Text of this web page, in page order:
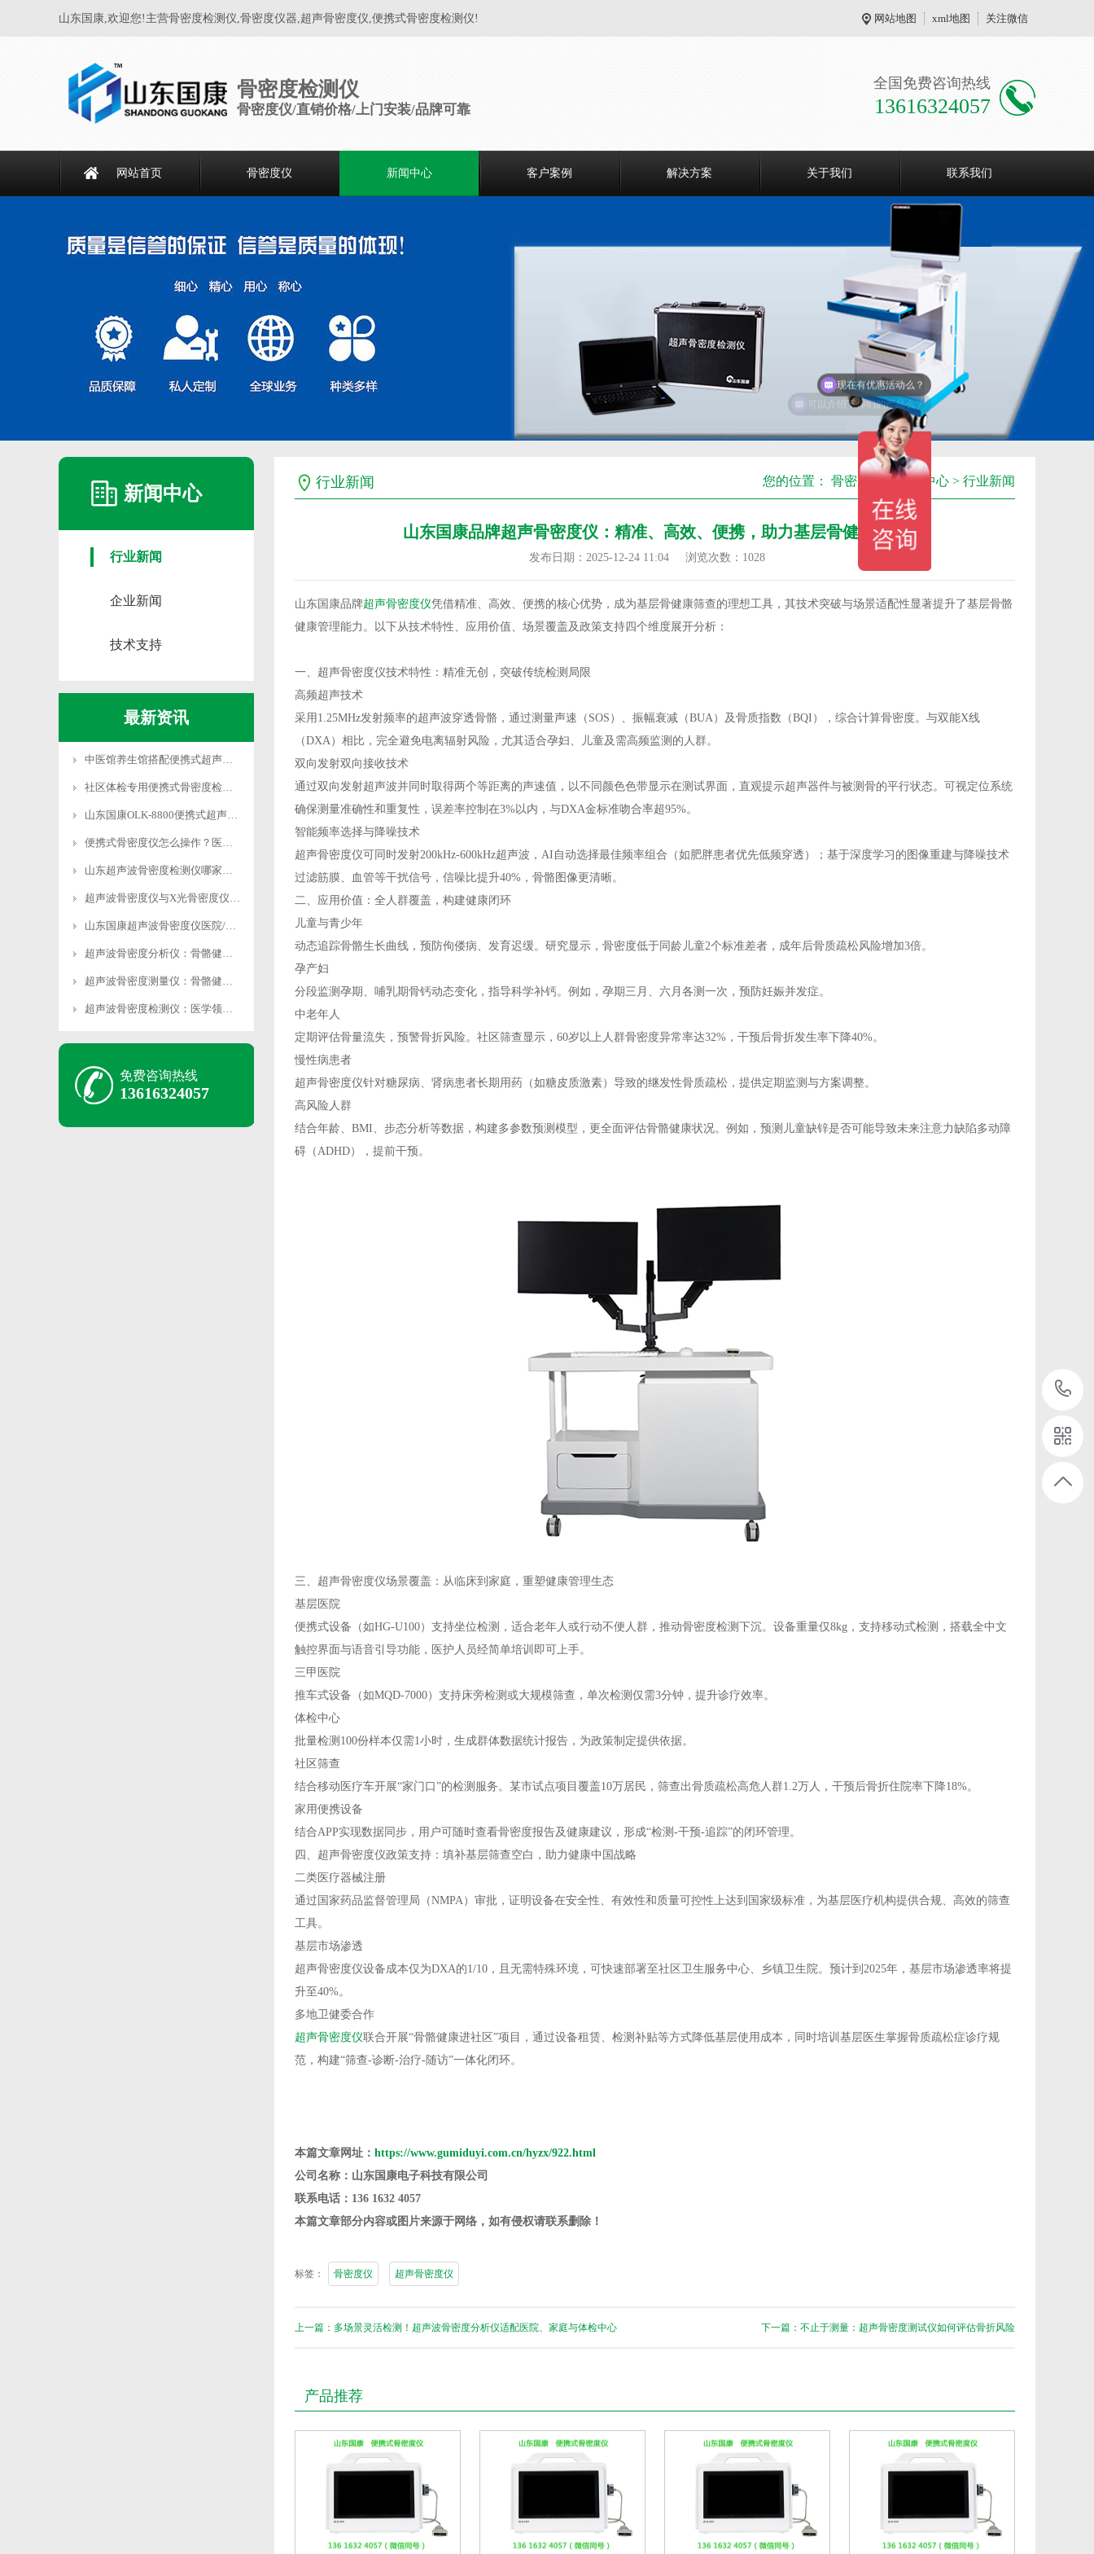
山东国康,欢迎您!主营骨密度检测仪,骨密度仪器,超声骨密度仪,便携式骨密度检测仪! 网站地图 xml地图 关注微信
骨密度检测仪
骨密度仪/直销价格/上门安装/品牌可靠
全国免费咨询热线
13616324057
网站首页 骨密度仪 新闻中心 客户案例 解决方案 关于我们 联系我们
新闻中心
行业新闻
企业新闻
技术支持
最新资讯
中医馆养生馆搭配便携式超声波骨密度仪完善健康服务
社区体检专用便携式骨密度检测仪快速排查骨质疏松
山东国康OLK-8800便携式超声骨密度仪无创检测
便携式骨密度仪怎么操作？医用级设备 专业人员指导使
山东超声波骨密度检测仪哪家好？国康医用级设备精准度
超声波骨密度仪与X光骨密度仪区别无创无辐射检测更安
山东国康超声波骨密度仪医院/体检中心专用精准度高操
超声波骨密度分析仪：骨骼健康的“导航仪”，指引健康
超声波骨密度测量仪：骨骼健康背后的“神秘探测器”？
超声波骨密度检测仪：医学领域骨骼健康检测的权威之选
免费咨询热线
13616324057
行业新闻 您的位置： 骨密度仪>新闻中心 > 行业新闻
山东国康品牌超声骨密度仪：精准、高效、便携，助力基层骨健康筛查
发布日期：2025-12-24 11:04 浏览次数： 1028
山东国康品牌超声骨密度仪凭借精准、高效、便携的核心优势，成为基层骨健康筛查的理想工具，其技术突破与场景适配性显著提升了基层骨骼
健康管理能力。以下从技术特性、应用价值、场景覆盖及政策支持四个维度展开分析：
一、 超声骨密度仪技术特性：精准无创，突破传统检测局限
高频超声技术
采用1.25MHz发射频率的超声波穿透骨骼，通过测量声速（SOS）、振幅衰减（BUA）及骨质指数（BQI），综合计算骨密度。与双能X线
（DXA）相比，完全避免电离辐射风险，尤其适合孕妇、儿童及需高频监测的人群。
双向发射双向接收技术
通过双向发射超声波并同时取得两个等距离的声速值，以不同颜色色带显示在测试界面，直观提示超声器件与被测骨的平行状态。可视定位系统
确保测量准确性和重复性，误差率控制在3%以内，与DXA金标准吻合率超95%。
智能频率选择与降噪技术
超声骨密度仪可同时发射200kHz-600kHz超声波，AI自动选择最佳频率组合（如肥胖患者优先低频穿透）；基于深度学习的图像重建与降噪技术
过滤筋膜、血管等干扰信号，信噪比提升40%，骨骼图像更清晰。
二、应用价值：全人群覆盖，构建健康闭环
儿童与青少年
动态追踪骨骼生长曲线，预防佝偻病、发育迟缓。研究显示，骨密度低于同龄儿童2个标准差者，成年后骨质疏松风险增加3倍。
孕产妇
分段监测孕期、哺乳期骨钙动态变化，指导科学补钙。例如，孕期三月、六月各测一次，预防妊娠并发症。
中老年人
定期评估骨量流失，预警骨折风险。社区筛查显示，60岁以上人群骨密度异常率达32%，干预后骨折发生率下降40%。
慢性病患者
超声骨密度仪针对糖尿病、肾病患者长期用药（如糖皮质激素）导致的继发性骨质疏松，提供定期监测与方案调整。
高风险人群
结合年龄、BMI、步态分析等数据，构建多参数预测模型，更全面评估骨骼健康状况。例如，预测儿童缺锌是否可能导致未来注意力缺陷多动障
碍（ADHD），提前干预。
三、 超声骨密度仪场景覆盖：从临床到家庭，重塑健康管理生态
基层医院
便携式设备（如HG-U100）支持坐位检测，适合老年人或行动不便人群，推动骨密度检测下沉。设备重量仅8kg，支持移动式检测，搭载全中文
触控界面与语音引导功能，医护人员经简单培训即可上手。
三甲医院
推车式设备（如MQD-7000）支持床旁检测或大规模筛查，单次检测仅需3分钟，提升诊疗效率。
体检中心
批量检测100份样本仅需1小时，生成群体数据统计报告，为政策制定提供依据。
社区筛查
结合移动医疗车开展“家门口”的检测服务。某市试点项目覆盖10万居民，筛查出骨质疏松高危人群1.2万人，干预后骨折住院率下降18%。
家用便携设备
结合APP实现数据同步，用户可随时查看骨密度报告及健康建议，形成“检测-干预-追踪”的闭环管理。
四、 超声骨密度仪政策支持：填补基层筛查空白，助力健康中国战略
二类医疗器械注册
通过国家药品监督管理局（NMPA）审批，证明设备在安全性、有效性和质量可控性上达到国家级标准，为基层医疗机构提供合规、高效的筛查
工具。
基层市场渗透
超声骨密度仪设备成本仅为DXA的1/10，且无需特殊环境，可快速部署至社区卫生服务中心、乡镇卫生院。预计到2025年，基层市场渗透率将提
升至40%。
多地卫健委合作
超声骨密度仪联合开展“骨骼健康进社区”项目，通过设备租赁、检测补贴等方式降低基层使用成本，同时培训基层医生掌握骨质疏松症诊疗规
范，构建“筛查-诊断-治疗-随访”一体化闭环。
本篇文章网址： https://www.gumiduyi.com.cn/hyzx/922.html
公司名称：山东国康电子科技有限公司
联系电话：136 1632 4057
本篇文章部分内容或图片来源于网络，如有侵权请联系删除！
标签： 骨密度仪 超声骨密度仪
上一篇：多场景灵活检测！超声波骨密度分析仪适配医院、家庭与体检中心 下一篇：不止于测量：超声骨密度测试仪如何评估骨折风险​
产品推荐
可以介绍下你们的产品么？
现在有优惠活动么？